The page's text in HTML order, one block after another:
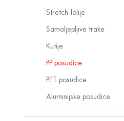
Stretch folije
Samoljepljive trake
Kutije
PP posudice
PET posudice
Aluminijske posudice